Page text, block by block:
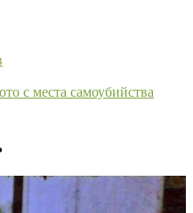
с места самоубийства